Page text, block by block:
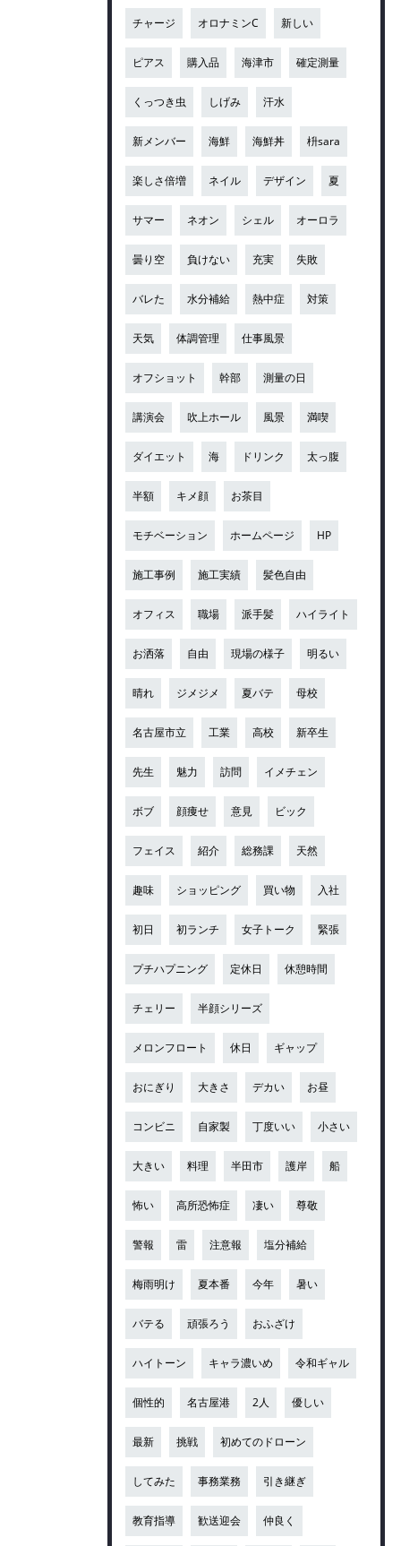
チャージ オロナミンC 新しい
ピアス 購入品 海津市 確定測量
くっつき虫 しげみ 汗水
新メンバー 海鮮 海鮮丼 枡sara
楽しさ倍増 ネイル デザイン 夏
サマー ネオン シェル オーロラ
曇り空 負けない 充実 失敗
バレた 水分補給 熱中症 対策
天気 体調管理 仕事風景
オフショット 幹部 測量の日
講演会 吹上ホール 風景 満喫
ダイエット 海 ドリンク 太っ腹
半額 キメ顔 お茶目
モチベーション ホームページ HP
施工事例 施工実績 髪色自由
オフィス 職場 派手髪 ハイライト
お洒落 自由 現場の様子 明るい
晴れ ジメジメ 夏バテ 母校
名古屋市立 工業 高校 新卒生
先生 魅力 訪問 イメチェン
ボブ 顔痩せ 意見 ビック
フェイス 紹介 総務課 天然
趣味 ショッピング 買い物 入社
初日 初ランチ 女子トーク 緊張
プチハプニング 定休日 休憩時間
チェリー 半顔シリーズ
メロンフロート 休日 ギャップ
おにぎり 大きさ デカい お昼
コンビニ 自家製 丁度いい 小さい
大きい 料理 半田市 護岸 船
怖い 高所恐怖症 凄い 尊敬
警報 雷 注意報 塩分補給
梅雨明け 夏本番 今年 暑い
バテる 頑張ろう おふざけ
ハイトーン キャラ濃いめ 令和ギャル
個性的 名古屋港 2人 優しい
最新 挑戦 初めてのドローン
してみた 事務業務 引き継ぎ
教育指導 歓送迎会 仲良く